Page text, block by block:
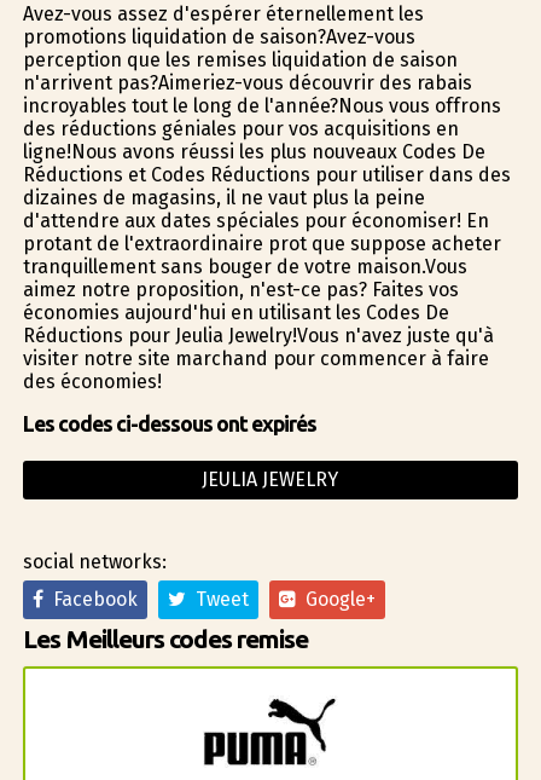
Avez-vous assez d'espérer éternellement les
promotions liquidation de saison?Avez-vous
perception que les remises liquidation de saison
n'arrivent pas?Aimeriez-vous découvrir des rabais
incroyables tout le long de l'année?Nous vous offrons
des réductions géniales pour vos acquisitions en
ligne!Nous avons réussi les plus nouveaux Codes De
Réductions et Codes Réductions pour utiliser dans des
dizaines de magasins, il ne vaut plus la peine
d'attendre aux dates spéciales pour économiser! En
profitant de l'extraordinaire profit que suppose acheter
tranquillement sans bouger de votre maison.Vous
aimez notre proposition, n'est-ce pas? Faites vos
économies aujourd'hui en utilisant les Codes De
Réductions pour Jeulia Jewelry!Vous n'avez juste qu'à
visiter notre site marchand pour commencer à faire
des économies!
Les codes ci-dessous ont expirés
JEULIA JEWELRY
social networks:
Facebook
Tweet Google+
Les Meilleurs codes remise